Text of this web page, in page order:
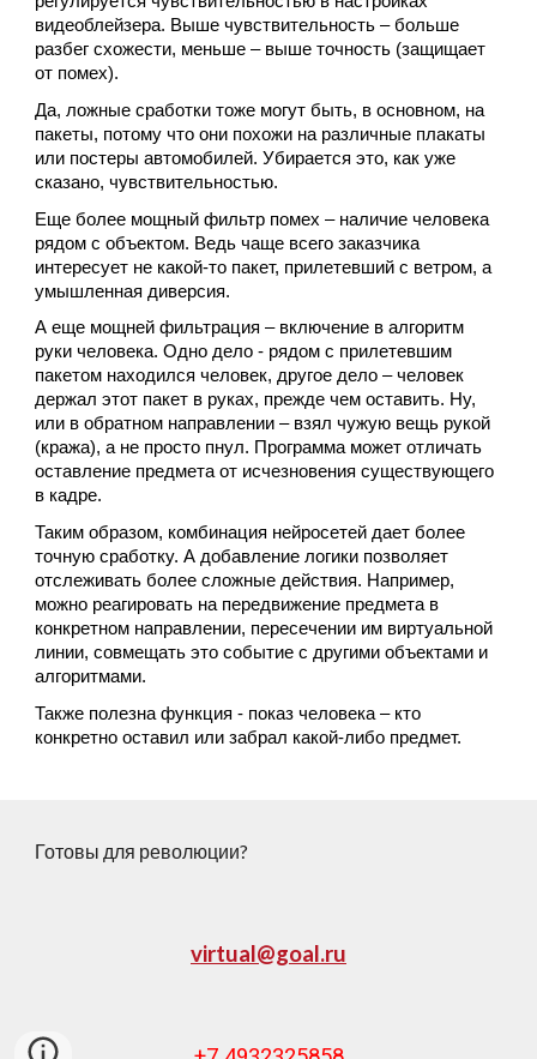
видеоблейзера. Выше чувствительность – больше
разбег схожести, меньше – выше точность (защищает
от помех).
Да, ложные сработки тоже могут быть, в основном, на
пакеты, потому что они похожи на различные плакаты
или постеры автомобилей. Убирается это, как уже
сказано, чувствительностью.
Еще более мощный фильтр помех – наличие человека
рядом с объектом. Ведь чаще всего заказчика
интересует не какой-то пакет, прилетевший с ветром, а
умышленная диверсия.
А еще мощней фильтрация – включение в алгоритм
руки человека. Одно дело - рядом с прилетевшим
пакетом находился человек, другое дело – человек
держал этот пакет в руках, прежде чем оставить. Ну,
или в обратном направлении – взял чужую вещь рукой
(кража), а не просто пнул. Программа может отличать
оставление предмета от исчезновения существующего
в кадре.
Таким образом, комбинация нейросетей дает более
точную сработку. А добавление логики позволяет
отслеживать более сложные действия. Например,
можно реагировать на передвижение предмета в
конкретном направлении, пересечении им виртуальной
линии, совмещать это событие с другими объектами и
алгоритмами.
Также полезна функция - показ человека – кто
конкретно оставил или забрал какой-либо предмет.
Готовы для революции?
virtual@goal.ru